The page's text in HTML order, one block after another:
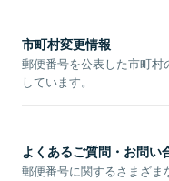
市町村変更情報
郵便番号を公表した市町
しています。
よくあるご質問・お問い
郵便番号に関するさまざま